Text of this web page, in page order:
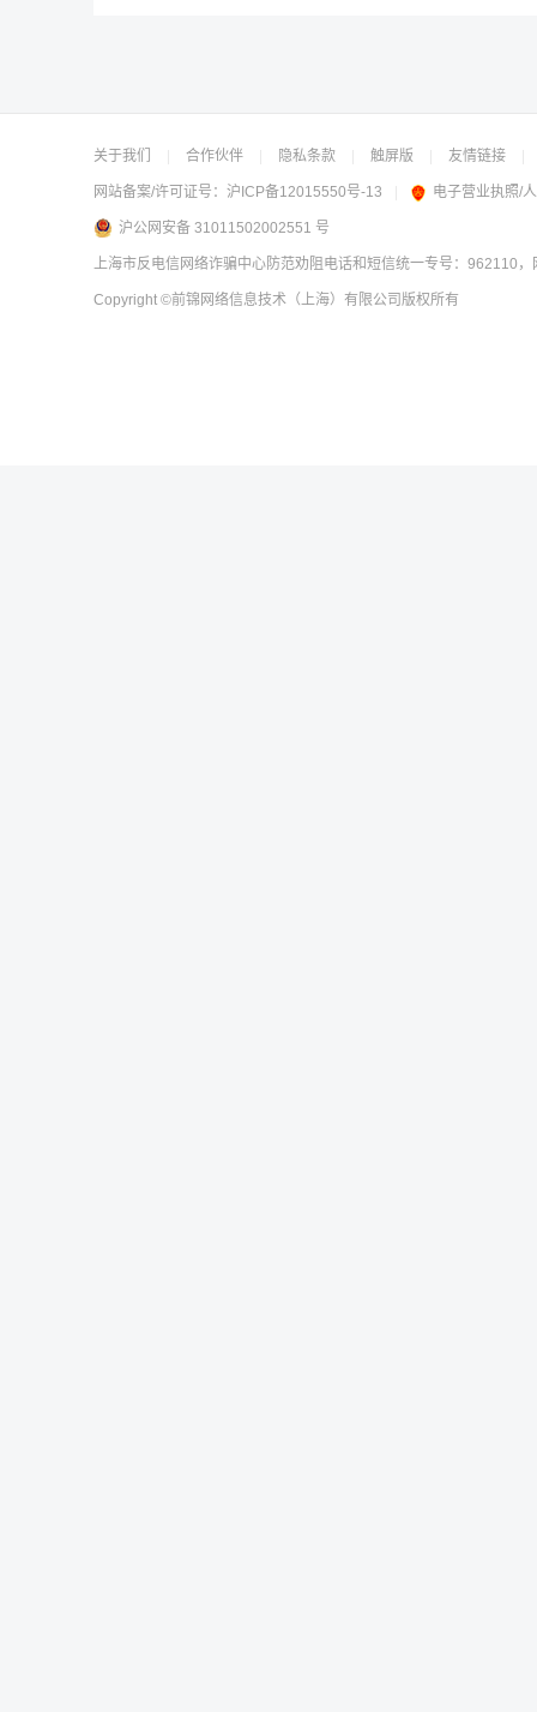
关于我们 合作伙伴 隐私条款 触屏版 友情链接
网站备案/许可证号： 沪ICP备12015550号-13 电子营业执照/
沪公网安备 31011502002551 号
上海市反电信网络诈骗中心防范劝阻电话和短信统一专号：962110
Copyright ©前锦网络信息技术（上海）有限公司 版权所有